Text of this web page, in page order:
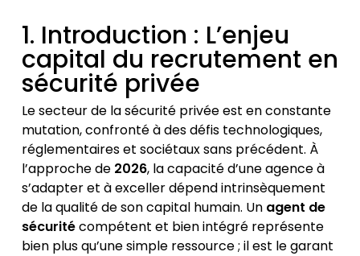
1. Introduction : L’enjeu
capital du recrutement en
sécurité privée
Le secteur de la sécurité privée est en constante
mutation, confronté à des défis technologiques,
réglementaires et sociétaux sans précédent. À
l’approche de 2026, la capacité d’une agence à
s’adapter et à exceller dépend intrinsèquement
de la qualité de son capital humain. Un agent de
sécuritécompétent et bien intégré représente
bien plus qu’une simple ressource ; il est le garant